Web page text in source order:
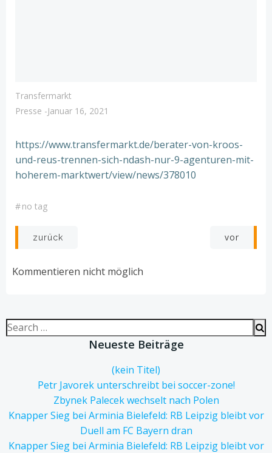
Transfermarkt
Presse -Januar 16, 2021
https://www.transfermarkt.de/berater-von-kroos-
und-reus-trennen-sich-ndash-nur-9-agenturen-mit-
hoherem-marktwert/view/news/378010
#no tag
Post
navigation
zurück
navigation
vor
Kommentieren nicht möglich
Search
for:
Neueste Beiträge
(kein Titel)
Petr Javorek unterschreibt bei soccer-zone!
Zbynek Palecek wechselt nach Polen
Knapper Sieg bei Arminia Bielefeld: RB Leipzig bleibt vor
Duell am FC Bayern dran
Knapper Sieg bei Arminia Bielefeld: RB Leipzig bleibt vor